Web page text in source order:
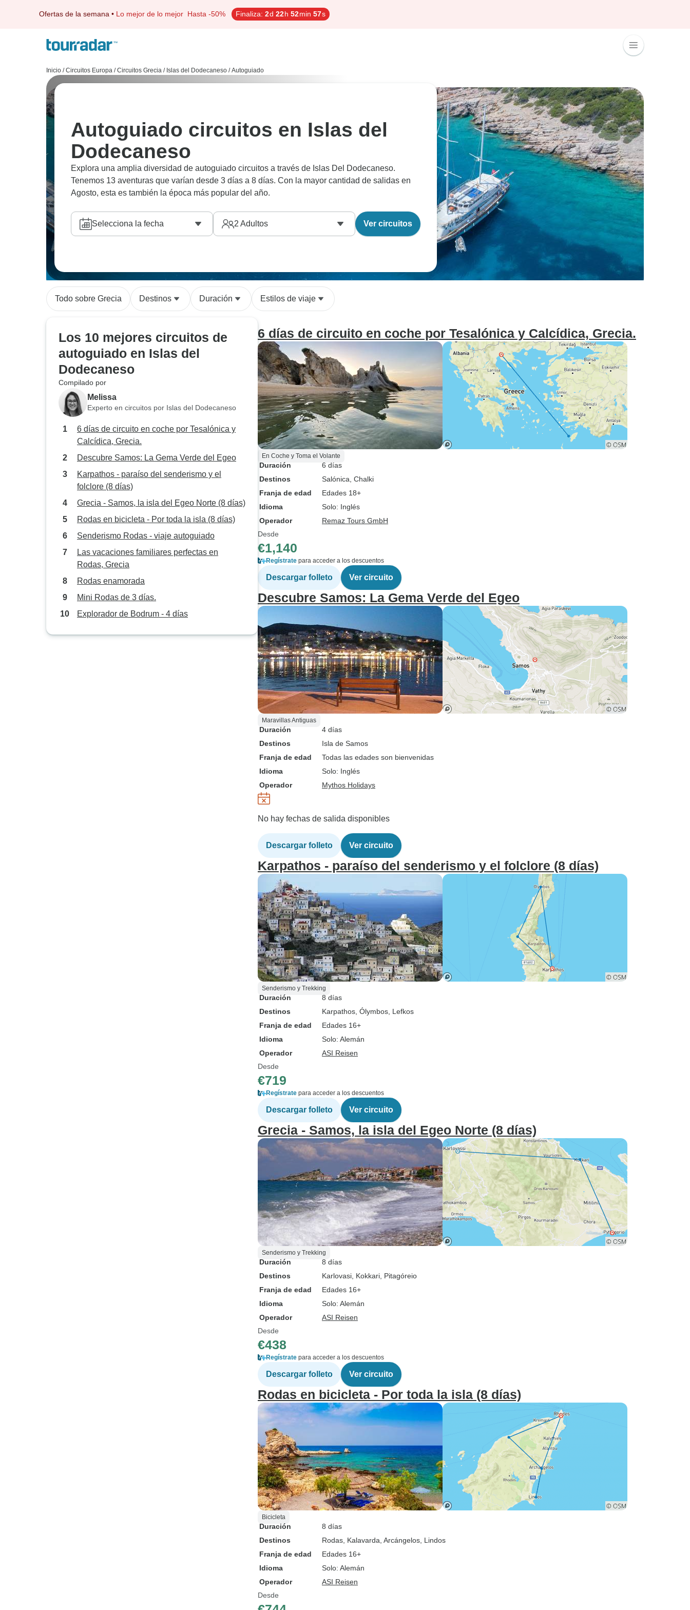
Ofertas de la semana • Lo mejor de lo mejor Hasta -50% Finaliza: 2d 22h 52min 56s
Inicio / Circuitos Europa / Circuitos Grecia / Islas del Dodecaneso / Autoguiado
Autoguiado circuitos en Islas del
Dodecaneso
Explora una amplia diversidad de autoguiado circuitos a través de Islas Del Dodecaneso.
Tenemos 13 aventuras que varían desde 3 días a 8 días. Con la mayor cantidad de salidas en
Agosto, esta es también la época más popular del año.
Selecciona la fecha 2 Adultos Ver circuitos
Todo sobre Grecia Destinos Duración Estilos de viaje
Los 10 mejores circuitos de
autoguiado en Islas del
Dodecaneso
Compilado por
Melissa
Experto en circuitos por Islas del Dodecaneso
6 días de circuito en coche por Tesalónica y
Calcídica, Grecia.
Descubre Samos: La Gema Verde del Egeo
Karpathos - paraíso del senderismo y el
folclore (8 días)
Grecia - Samos, la isla del Egeo Norte (8 días)
Rodas en bicicleta - Por toda la isla (8 días)
Senderismo Rodas - viaje autoguiado
Las vacaciones familiares perfectas en
Rodas, Grecia
Rodas enamorada
Mini Rodas de 3 días.
Explorador de Bodrum - 4 días
6 días de circuito en coche por Tesalónica y Calcídica, Grecia.
En Coche y Toma el Volante
Duración
6 días
Destinos
Salónica , Chalki
Franja de edad
Edades 18+
Idioma
Solo: Inglés
Operador
Remaz Tours GmbH
Desde
€1,140
Regístrate para acceder a los descuentos
Descargar folleto Ver circuito
Descubre Samos: La Gema Verde del Egeo
Maravillas Antiguas
Duración
4 días
Destinos
Isla de Samos
Franja de edad
Todas las edades son bienvenidas
Idioma
Solo: Inglés
Operador
Mythos Holidays
No hay fechas de salida disponibles
Descargar folleto Ver circuito
Karpathos - paraíso del senderismo y el folclore (8 días)
Senderismo y Trekking
Duración
8 días
Destinos
Karpathos , Ólymbos , Lefkos
Franja de edad
Edades 16+
Idioma
Solo: Alemán
Operador
ASI Reisen
Desde
€719
Regístrate para acceder a los descuentos
Descargar folleto Ver circuito
Grecia - Samos, la isla del Egeo Norte (8 días)
Senderismo y Trekking
Duración
8 días
Destinos
Karlovasi , Kokkari , Pitagóreio
Franja de edad
Edades 16+
Idioma
Solo: Alemán
Operador
ASI Reisen
Desde
€438
Regístrate para acceder a los descuentos
Descargar folleto Ver circuito
Rodas en bicicleta - Por toda la isla (8 días)
Bicicleta
Duración
8 días
Destinos
Rodas , Kalavarda , Arcángelos , Lindos
Franja de edad
Edades 16+
Idioma
Solo: Alemán
Operador
ASI Reisen
Desde